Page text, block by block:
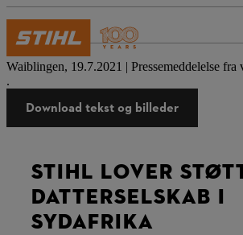
Presse
Waiblingen, 19.7.2021 | Pressemeddelelse fra
.
Download tekst og billeder
STIHL LOVER
DATTERSELSKAB I
SYDAFRIKA